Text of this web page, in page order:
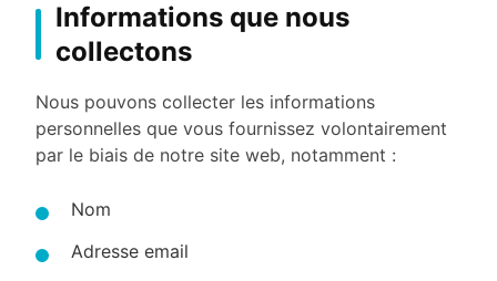
Informations que nous
collectons
Nous pouvons collecter les informations
personnelles que vous fournissez volontairement
par le biais de notre site web, notamment :
Nom
Adresse email